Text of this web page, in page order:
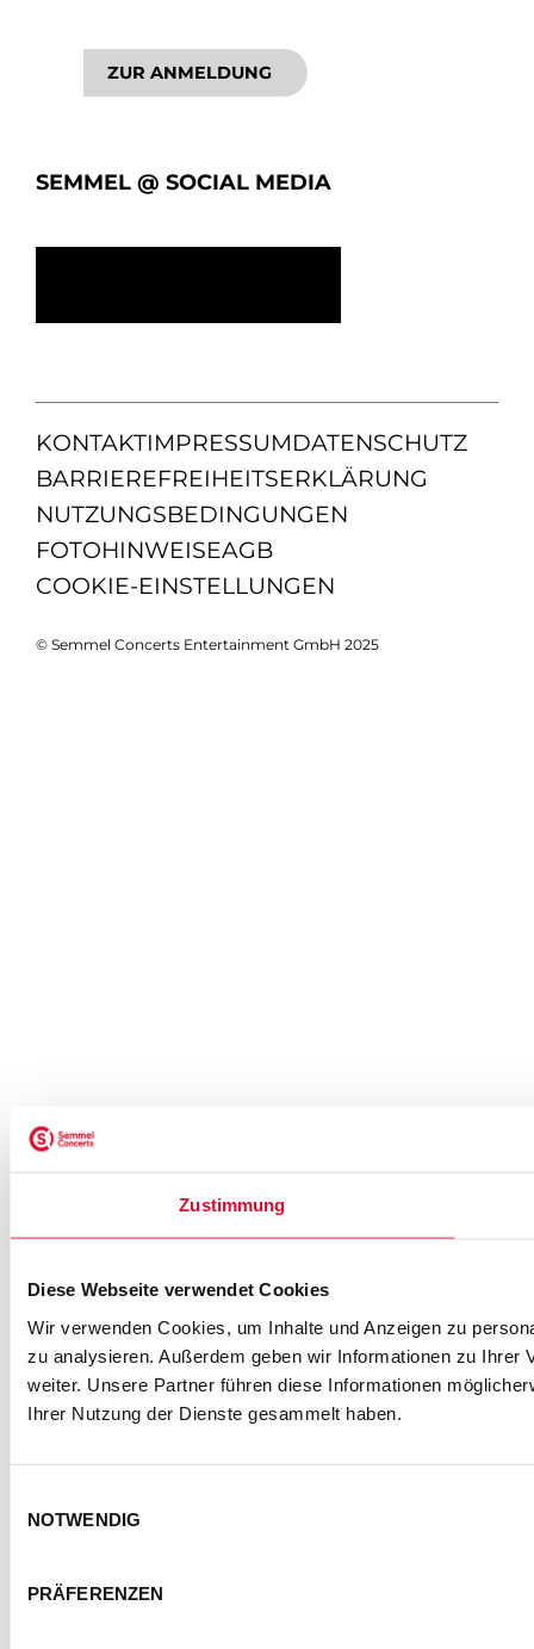
Zustimmung
Diese Webseite verwendet Cookies
Wir verwenden Cookies, um Inhalte und Anzeigen zu
zu analysieren. Außerdem geben wir Informationen zu Ihrer
weiter. Unsere Partner führen diese Informationen
Ihrer Nutzung der Dienste gesammelt haben.
NOTWENDIG
PRÄFERENZEN
ZUR ANMELDUNG
SEMMEL @ SOCIAL MEDIA
KONTAKTIMPRESSUMDATENSCHUTZ
BARRIEREFREIHEITSERKLÄRUNG
NUTZUNGSBEDINGUNGEN
FOTOHINWEISEAGB
COOKIE-EINSTELLUNGEN
© Semmel Concerts Entertainment GmbH 2025